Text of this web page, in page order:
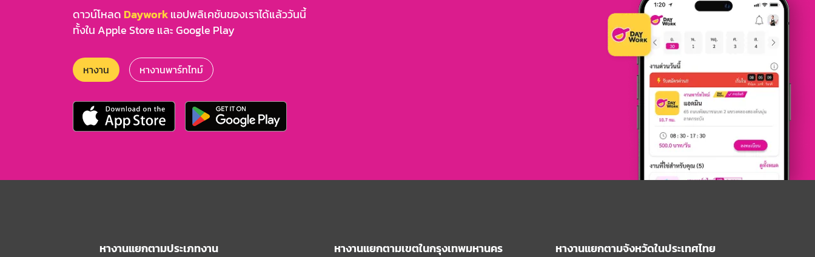
ดาวน์โหลด Dayworkแอปพลิเคชันของเราได้แล้ววันนี้
ทั้งใน Apple Store และ Google Play
หางาน หางานพาร์ทไทม์
หางานแยกตามประเภทงาน หางานแยกตามเขตในกรุงเทพมหานคร หางานแยกตามจังหวัดในประเทศไทย